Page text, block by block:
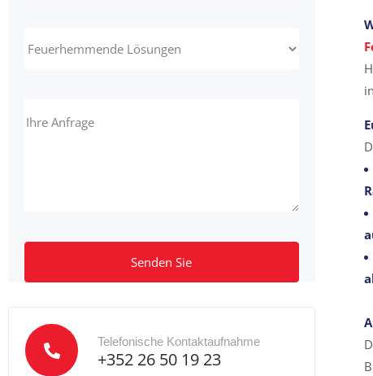
Telefonische Kontaktaufnahme
+352 26 50 19 23